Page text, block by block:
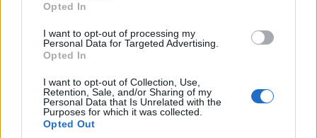
Opted In
I want to opt-out of processing my
Personal Data for Targeted Advertising.
Opted In
I want to opt-out of Collection, Use,
Retention, Sale, and/or Sharing of my
Personal Data that Is Unrelated with the
Purposes for which it was collected.
Opted Out
improvvisamente tutti scoprono l’utilità dei
confini.